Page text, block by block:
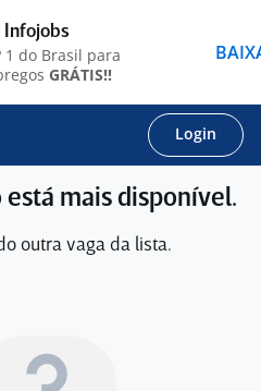
Login
está mais disponível.
outra vaga da lista.
Infojobs
1 do Brasil para
GRÁTIS!!